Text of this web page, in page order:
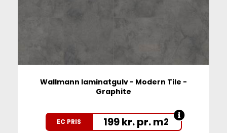
Wallmann laminatgulv - Modern Tile -
Graphite
EC PRIS 199 kr. pr. m2